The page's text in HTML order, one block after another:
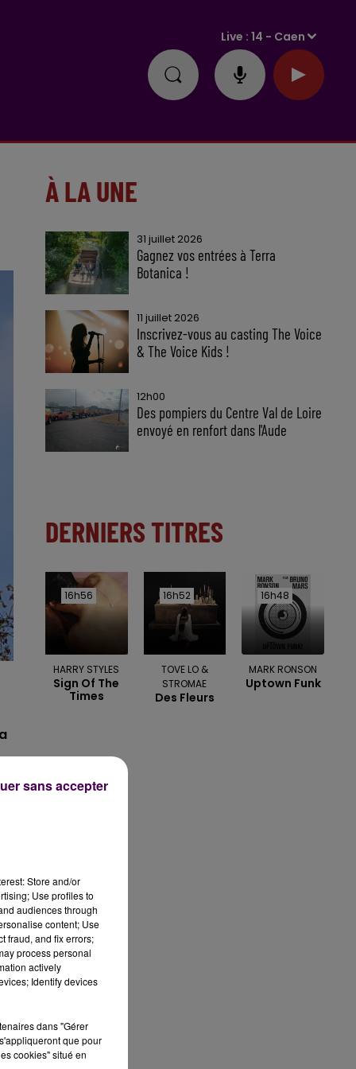
Live :14 - Caen
À LA UNE
31 juillet 2026
Gagnez vos entrées à Terra
Botanica !
11 juillet 2026
Inscrivez-vous au casting The Voice
& The Voice Kids !
12h00
Des pompiers du Centre Val de Loire
envoyé en renfort dans l'Aude
DERNIERS TITRES
16h56
16h56
HARRY STYLES
Sign Of The
Times
16h52
16h52
TOVE LO &
STROMAE
Des Fleurs
16h48
16h48
MARK RONSON
Uptown Funk
Store and/or
Use profiles to
audiences through
content; Use
fraud, and fix errors;
process personal
actively
Identify devices
dans "Gérer
que pour
cookies" situé en
sans accepter